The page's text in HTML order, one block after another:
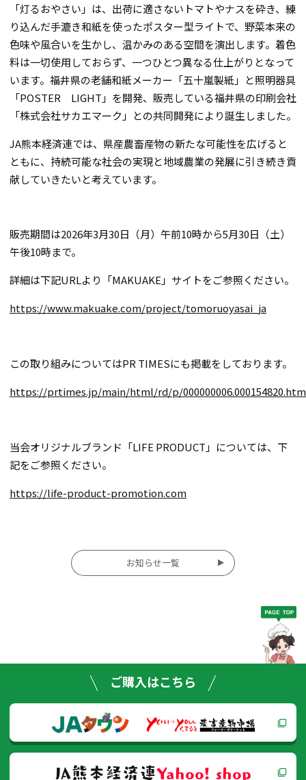
「灯るおやさい」は、出荷に適さないトマトやナスを砕き、練
り込んだ手漉き和紙を使ったポスター型ライトで、野菜本来の
色味や風合いを生かし、温かみのある空間を演出します。着色
料は一切使用しておらず、一つひとつ異なる仕上がりとなって
います。福井県の老舗和紙メーカー「五十嵐製紙」と照明器具
「POSTER LIGHT」を開発、販売している福井県の印刷会社
「株式会社サカエマーク」との共同開発により誕生しました。
JA熊本経済連では、県産農畜産物の新たな可能性を広げると
ともに、持続可能な社会の実現と地域農業の発展に引き続き貢
献していきたいと考えています。
販売期間は2026年3月30日（月）午前10時から5月30日（土）
午後10時まで。
詳細は下記URLより「MAKUAKE」サイトをご参照ください。
https://www.makuake.com/project/tomoruoyasai_ja
この取り組みについてはPR TIMESにも掲載をしております。
https://prtimes.jp/main/html/rd/p/
当会オリジナルブランド「LIFE PRODUCT」については、下
記をご参照ください。
https://life-product-promotion.com
投
稿
ゲー
ショ
ン
お知らせ一覧
ご購入はこちら
JA熊本経済連Yahoo! shop